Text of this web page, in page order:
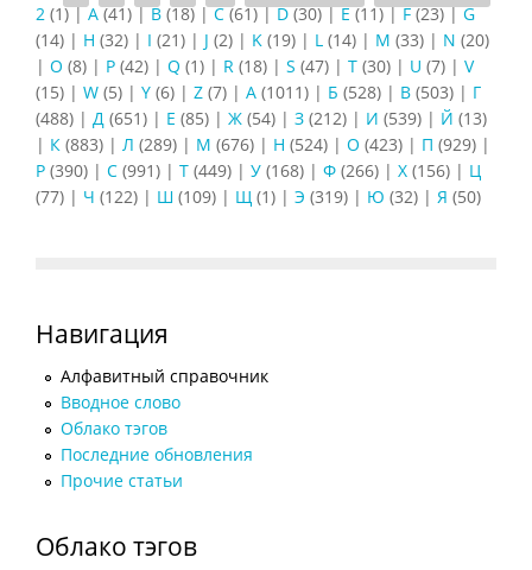
2 (1)|A(41)|B (18) |C(61)|D(30)|E(11)|F(23)|G
(14) | H (32) | I (21) | J (2) | K (19) | L (14) | M (33) | N (20)
| O (8) | P (42) | Q (1) | R (18) | S (47) | T (30) | U (7) | V
(15) | W (5) | Y (6) | Z (7) | А (1011) | Б (528) | В (503) | Г
(488) | Д (651) | Е (85) | Ж (54) | З (212) | И (539) | Й (13)
| К (883) | Л (289) | М (676) | Н (524) | О (423) | П (929) |
Р (390) | С (991) | Т (449) | У (168) | Ф (266) | Х (156) | Ц
(77) | Ч (122) | Ш (109) | Щ (1) | Э (319) | Ю (32) | Я (50)
Навигация
Алфавитный справочник
Вводное слово
Облако тэгов
Последние обновления
Прочие статьи
Облако тэгов